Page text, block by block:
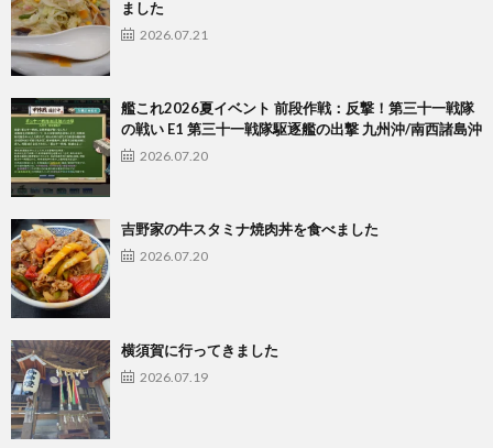
ました
2026.07.21
艦これ2026夏イベント 前段作戦：反撃！第三十一戦隊
の戦い E1 第三十一戦隊駆逐艦の出撃 九州沖/南西諸島沖
2026.07.20
吉野家の牛スタミナ焼肉丼を食べました
2026.07.20
横須賀に行ってきました
2026.07.19